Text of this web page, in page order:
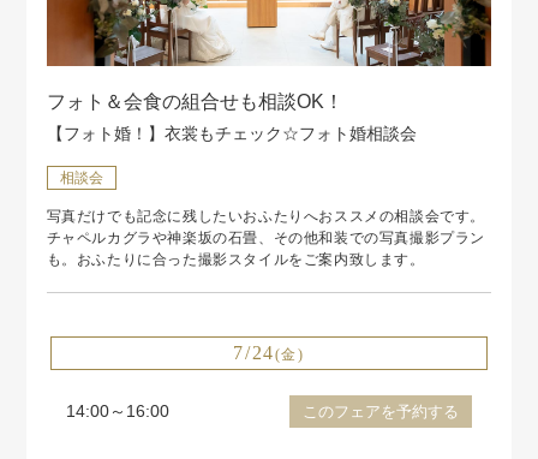
フォト＆会食の組合せも相談OK！
【フォト婚！】衣裳もチェック☆フォト婚相談会
相談会
写真だけでも記念に残したいおふたりへおススメの相談会です。
チャペルカグラや神楽坂の石畳、その他和装での写真撮影プラン
も。おふたりに合った撮影スタイルをご案内致します。
7/24(金)
14:00～16:00 このフェアを予約する